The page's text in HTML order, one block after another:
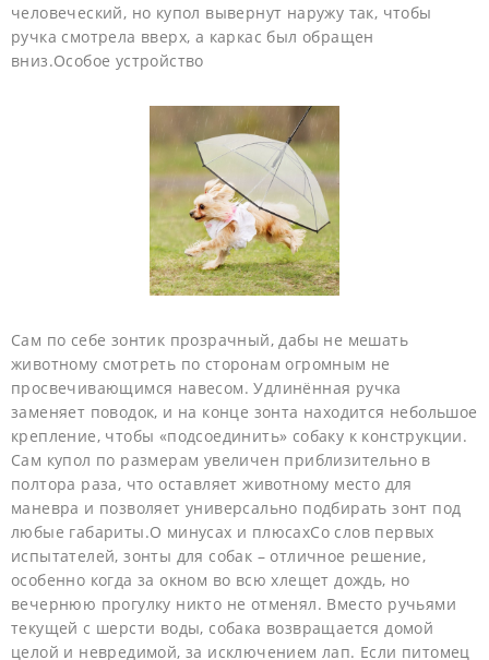
человеческий, но купол вывернут наружу так, чтобы
ручка смотрела вверх, а каркас был обращен
вниз.Особое устройство
Сам по себе зонтик прозрачный, дабы не мешать
животному смотреть по сторонам огромным не
просвечивающимся навесом. Удлинённая ручка
заменяет поводок, и на конце зонта находится небольшое
крепление, чтобы «подсоединить» собаку к конструкции.
Сам купол по размерам увеличен приблизительно в
полтора раза, что оставляет животному место для
маневра и позволяет универсально подбирать зонт под
любые габариты.О минусах и плюсахСо слов первых
испытателей, зонты для собак – отличное решение,
особенно когда за окном во всю хлещет дождь, но
вечернюю прогулку никто не отменял. Вместо ручьями
текущей с шерсти воды, собака возвращается домой
целой и невредимой, за исключением лап. Если питомец